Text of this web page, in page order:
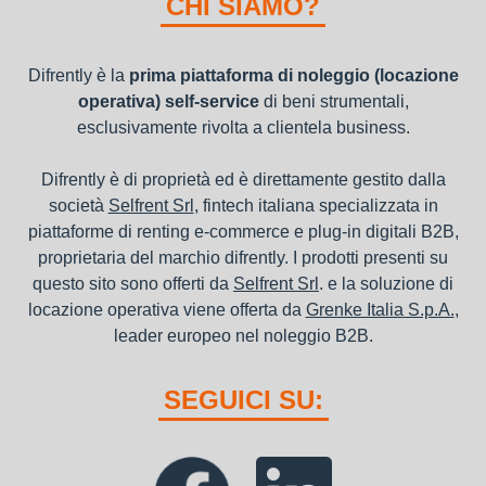
canoni di noleggio sono deducibili ai fini IRES e IRAP
CHI SIAMO?
Difrently è la prima piattaforma di noleggio (locazione
operativa) self-servicedi beni strumentali,
esclusivamente rivolta a clientela business.
Difrently è di proprietà ed è direttamente gestito dalla
società Selfrent Srl , fintech italiana specializzata in
piattaforme di renting e-commerce e plug-in digitali B2B,
proprietaria del marchio difrently. I prodotti presenti su
questo sito sono offerti da Selfrent Srl . e la soluzione di
locazione operativa viene offerta da Grenke Italia S.p.A.,
leader europeo nel noleggio B2B.
SEGUICI SU: